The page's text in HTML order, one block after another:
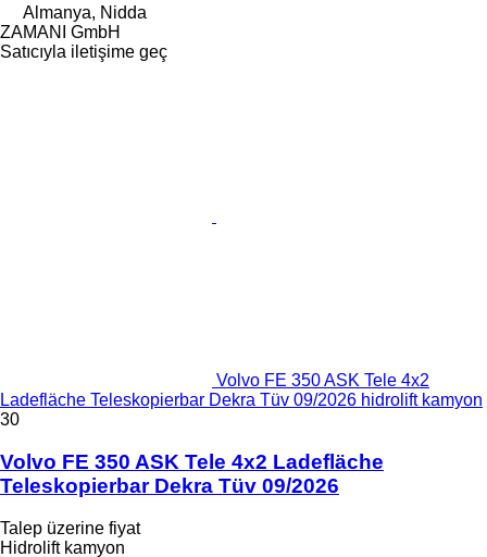
Almanya, Nidda
ZAMANI GmbH
Satıcıyla iletişime geç
Volvo FE 350 ASK Tele 4x2
Ladefläche Teleskopierbar Dekra Tüv 09/2026 hidrolift kamyon
30
Volvo FE 350 ASK Tele 4x2 Ladefläche
Teleskopierbar Dekra Tüv 09/2026
Talep üzerine fiyat
Hidrolift kamyon